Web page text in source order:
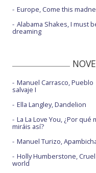
Europe, Come this
Alabama Shakes, I must
dreaming
Manuel Carrasco, Pueblo
salvaje I
Ella Langley, Dandelion
La La Love You, ¿Por qué
miráis así?
Manuel Turizo,
Holly Humberstone, Cruel
world